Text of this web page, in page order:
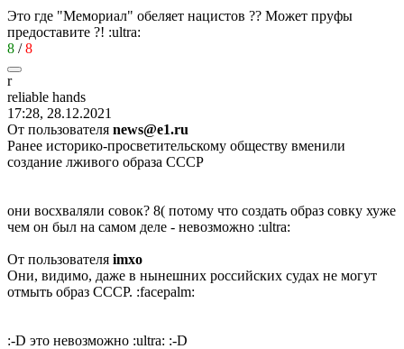
Это где "Мемориал" обеляет нацистов ?? Может пруфы
предоставите ?! :ultra:
8 /8
r
reliable hands
17:28, 28.12.2021
От пользователя news@e1.ru
Ранее историко-просветительскому обществу вменили
создание лживого образа СССР
они восхваляли совок? 8( потому что создать образ совку хуже
чем он был на самом деле - невозможно :ultra:
От пользователя imxo
Они, видимо, даже в нынешних российских судах не могут
отмыть образ СССР. :facepalm:
:-D это невозможно :ultra: :-D